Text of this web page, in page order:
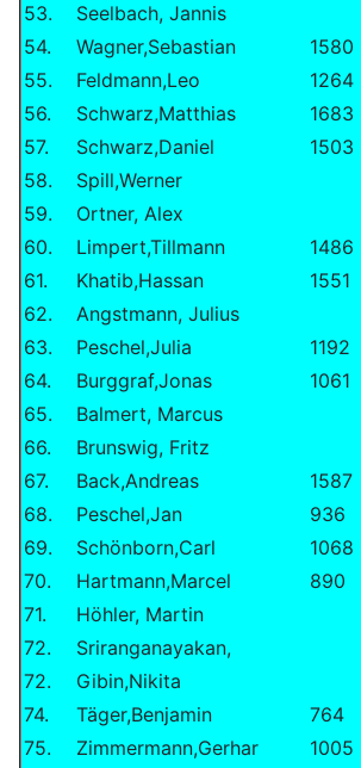
53.
Seelbach, Jannis
54.
Wagner,Sebastian 1580
55.
Feldmann,Leo 1264
56.
Schwarz,Matthias 1683
57.
Schwarz,Daniel 1503
58.
Spill,Werner
59.
Ortner, Alex
60.
Limpert,Tillmann 1486
61.
Khatib,Hassan 1551
62.
Angstmann, Julius
63.
Peschel,Julia 1192
64.
Burggraf,Jonas 1061
65.
Balmert, Marcus
66.
Brunswig, Fritz
67.
Back,Andreas 1587
68.
Peschel,Jan 936
69.
Schönborn,Carl 1068
70.
Hartmann,Marcel 890
71.
Höhler, Martin
72.
Sriranganayakan,
72.
Gibin,Nikita
74.
Täger,Benjamin 764
75.
Zimmermann,Gerhar 1005